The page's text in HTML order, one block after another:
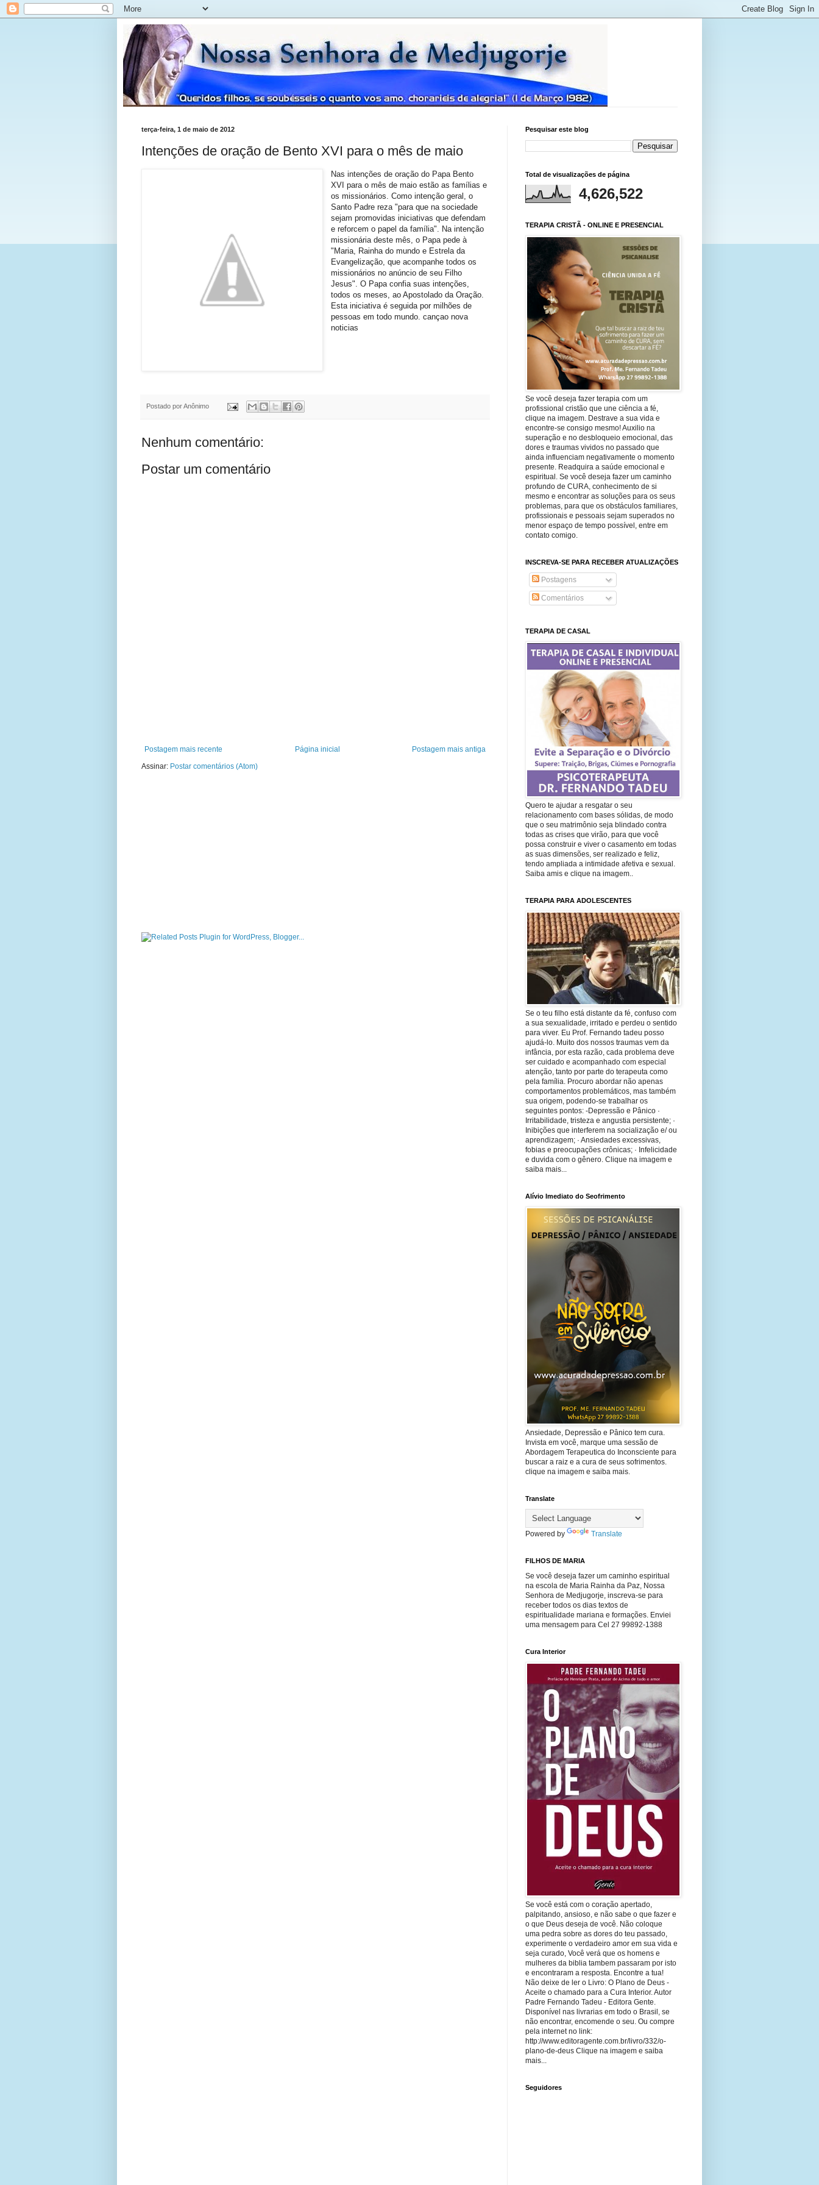
terça-feira, 1 de maio de 2012
Intenções de oração de Bento XVI para o mês de maio
Nas intenções de oração do Papa Bento
XVI para o mês de maio estão as famílias e
os missionários. Como intenção geral, o
Santo Padre reza "para que na sociedade
sejam promovidas iniciativas que defendam
e reforcem o papel da família". Na intenção
missionária deste mês, o Papa pede à
"Maria, Rainha do mundo e Estrela da
Evangelização, que acompanhe todos os
missionários no anúncio de seu Filho
Jesus". O Papa confia suas intenções,
todos os meses, ao Apostolado da Oração.
Esta iniciativa é seguida por milhões de
pessoas em todo mundo. cançao nova
noticias
Postado porAnônimo
Nenhum comentário:
Postar um comentário
Postagem mais recente Postagem mais antiga
Página inicial
Assinar: Postar comentários (Atom)
Pesquisar este blog
Total de visualizações de página
4,626,522
TERAPIA CRISTÃ - ONLINE E PRESENCIAL
Se você deseja fazer terapia com um
profissional cristão que une ciência a fé,
clique na imagem. Destrave a sua vida e
encontre-se consigo mesmo! Auxilio na
superação e no desbloqueio emocional, das
dores e traumas vividos no passado que
ainda influenciam negativamente o momento
presente. Readquira a saúde emocional e
espiritual. Se você deseja fazer um caminho
profundo de CURA, conhecimento de si
mesmo e encontrar as soluções para os seus
problemas, para que os obstáculos familiares,
profissionais e pessoais sejam superados no
menor espaço de tempo possível, entre em
contato comigo.
INSCREVA-SE PARA RECEBER ATUALIZAÇÕES
Postagens
Comentários
TERAPIA DE CASAL
Quero te ajudar a resgatar o seu
relacionamento com bases sólidas, de modo
que o seu matrimônio seja blindado contra
todas as crises que virão, para que você
possa construir e viver o casamento em todas
as suas dimensões, ser realizado e feliz,
tendo ampliada a intimidade afetiva e sexual.
Saiba amis e clique na imagem..
TERAPIA PARA ADOLESCENTES
Se o teu filho está distante da fé, confuso com
a sua sexualidade, irritado e perdeu o sentido
para viver. Eu Prof. Fernando tadeu posso
ajudá-lo. Muito dos nossos traumas vem da
infância, por esta razão, cada problema deve
ser cuidado e acompanhado com especial
atenção, tanto por parte do terapeuta como
pela família. Procuro abordar não apenas
comportamentos problemáticos, mas também
sua origem, podendo-se trabalhar os
seguintes pontos: -Depressão e Pânico ·
Irritabilidade, tristeza e angustia persistente; ·
Inibições que interferem na socialização e/ ou
aprendizagem; · Ansiedades excessivas,
fobias e preocupações crônicas; · Infelicidade
e duvida com o gênero. Clique na imagem e
saiba mais...
Alívio Imediato do Seofrimento
Ansiedade, Depressão e Pânico tem cura.
Invista em você, marque uma sessão de
Abordagem Terapeutica do Inconsciente para
buscar a raiz e a cura de seus sofrimentos.
clique na imagem e saiba mais.
Translate
Powered by Translate
FILHOS DE MARIA
Se você deseja fazer um caminho espiritual
na escola de Maria Rainha da Paz, Nossa
Senhora de Medjugorje, inscreva-se para
receber todos os dias textos de
espiritualidade mariana e formações. Enviei
uma mensagem para Cel 27 99892-1388
Cura Interior
Se você está com o coração apertado,
palpitando, ansioso, e não sabe o que fazer e
o que Deus deseja de você. Não coloque
uma pedra sobre as dores do teu passado,
experimente o verdadeiro amor em sua vida e
seja curado, Você verá que os homens e
mulheres da biblia tambem passaram por isto
e encontraram a resposta. Encontre a tua!
Não deixe de ler o Livro: O Plano de Deus -
Aceite o chamado para a Cura Interior. Autor
Padre Fernando Tadeu - Editora Gente.
Disponível nas livrarias em todo o Brasil, se
não encontrar, encomende o seu. Ou compre
pela internet no link:
http://www.editoragente.com.br/livro/332/o-
plano-de-deus Clique na imagem e saiba
mais...
Seguidores